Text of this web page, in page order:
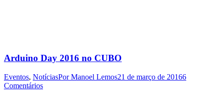
Arduino Day 2016 no CUBO
Eventos, NotíciasPorManoel Lemos21 de março de 20166
Comentários